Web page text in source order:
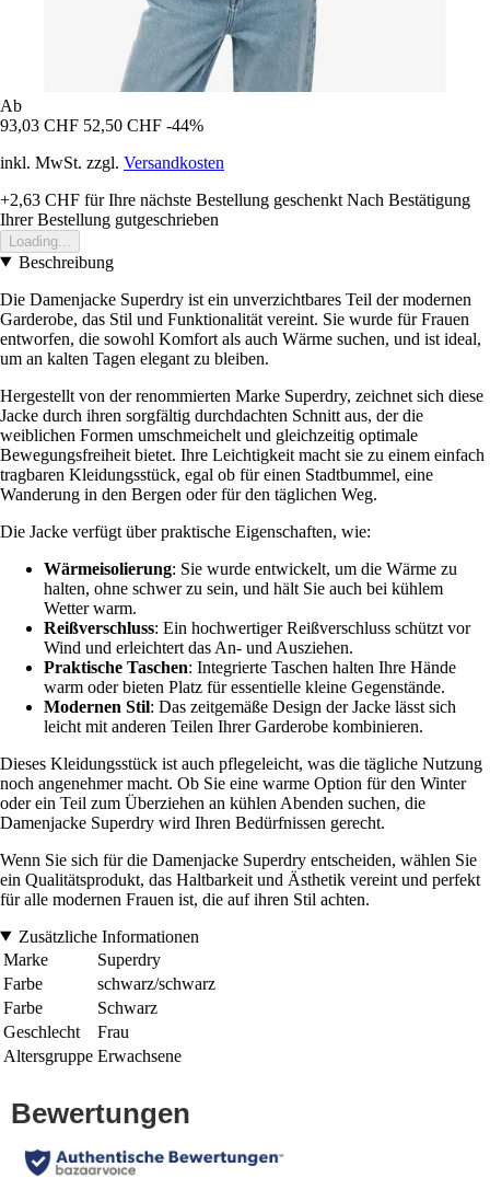
Ab
93,03 CHF 52,50 CHF -44%
inkl. MwSt. zzgl. Versandkosten
+2,63 CHF für Ihre nächste Bestellung geschenkt Nach Bestätigung
Ihrer Bestellung gutgeschrieben
Loading...
Beschreibung
Die Damenjacke Superdry ist ein unverzichtbares Teil der modernen
Garderobe, das Stil und Funktionalität vereint. Sie wurde für Frauen
entworfen, die sowohl Komfort als auch Wärme suchen, und ist ideal,
um an kalten Tagen elegant zu bleiben.
Hergestellt von der renommierten Marke Superdry, zeichnet sich diese
Jacke durch ihren sorgfältig durchdachten Schnitt aus, der die
weiblichen Formen umschmeichelt und gleichzeitig optimale
Bewegungsfreiheit bietet. Ihre Leichtigkeit macht sie zu einem einfach
tragbaren Kleidungsstück, egal ob für einen Stadtbummel, eine
Wanderung in den Bergen oder für den täglichen Weg.
Die Jacke verfügt über praktische Eigenschaften, wie:
Wärmeisolierung: Sie wurde entwickelt, um die Wärme zu
halten, ohne schwer zu sein, und hält Sie auch bei kühlem
Wetter warm.
Reißverschluss: Ein hochwertiger Reißverschluss schützt vor
Wind und erleichtert das An- und Ausziehen.
Praktische Taschen: Integrierte Taschen halten Ihre Hände
warm oder bieten Platz für essentielle kleine Gegenstände.
Modernen Stil: Das zeitgemäße Design der Jacke lässt sich
leicht mit anderen Teilen Ihrer Garderobe kombinieren.
Dieses Kleidungsstück ist auch pflegeleicht, was die tägliche Nutzung
noch angenehmer macht. Ob Sie eine warme Option für den Winter
oder ein Teil zum Überziehen an kühlen Abenden suchen, die
Damenjacke Superdry wird Ihren Bedürfnissen gerecht.
Wenn Sie sich für die Damenjacke Superdry entscheiden, wählen Sie
ein Qualitätsprodukt, das Haltbarkeit und Ästhetik vereint und perfekt
für alle modernen Frauen ist, die auf ihren Stil achten.
Zusätzliche Informationen
Marke
Superdry
Farbe
schwarz/schwarz
Farbe
Schwarz
Geschlecht
Frau
Altersgruppe Erwachsene